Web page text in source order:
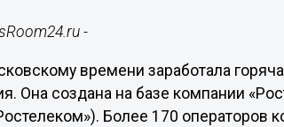
-
времени заработала
Она создана на базе компании
Более 170 операторов